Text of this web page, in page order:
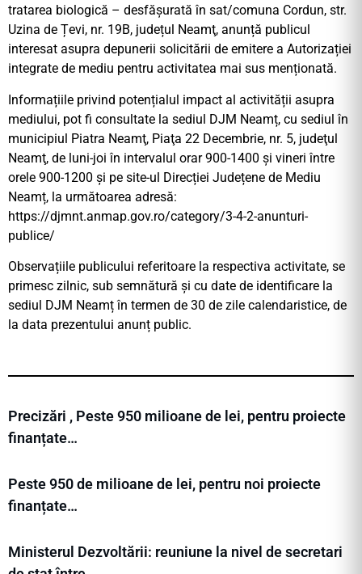
tratarea biologică – desfăşurată în sat/comuna Cordun, str.
Uzina de Țevi, nr. 19B, județul Neamţ, anunță publicul
interesat asupra depunerii solicitării de emitere a Autorizației
integrate de mediu pentru activitatea mai sus menționată.
Informațiile privind potențialul impact al activității asupra
mediului, pot fi consultate la sediul DJM Neamț, cu sediul în
municipiul Piatra Neamţ, Piaţa 22 Decembrie, nr. 5, judeţul
Neamţ, de luni-joi în intervalul orar 900-1400 și vineri între
orele 900-1200 și pe site-ul Direcției Județene de Mediu
Neamț, la următoarea adresă:
https://djmnt.anmap.gov.ro/category/3-4-2-anunturi-
publice/
Observațiile publicului referitoare la respectiva activitate, se
primesc zilnic, sub semnătură și cu date de identificare la
sediul DJM Neamț în termen de 30 de zile calendaristice, de
la data prezentului anunț public.
Precizări , Peste 950 milioane de lei, pentru proiecte
finanțate…
Peste 950 de milioane de lei, pentru noi proiecte
finanțate…
Ministerul Dezvoltării: reuniune la nivel de secretari